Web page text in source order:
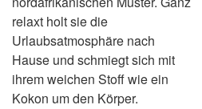
relaxt holt sie die
Urlaubsatmosphäre nach
Hause und schmiegt sich mit
ihrem weichen Stoff wie ein
Kokon um den Körper.